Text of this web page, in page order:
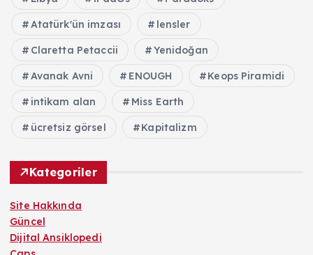
Atatürk'ün imzası lensler
Claretta Petaccii Yenidoğan
Avanak Avni ENOUGH Keops Piramidi
intikam alan Miss Earth
ücretsiz görsel Kapitalizm
Kategoriler
Site Hakkında
Güncel
Dijital Ansiklopedi